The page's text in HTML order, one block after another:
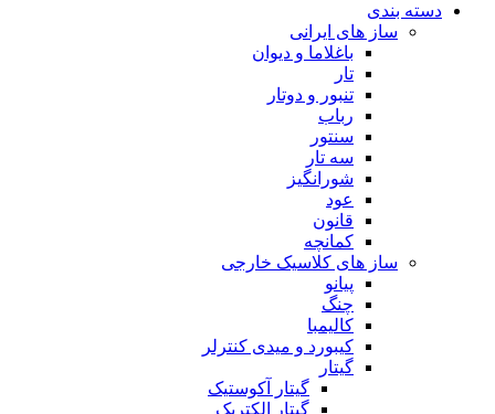
دسته بندی
ساز های ایرانی
باغلاما و دیوان
تار
تنبور و دوتار
رباب
سنتور
سه تار
شورانگیز
عود
قانون
کمانچه
ساز های کلاسیک خارجی
پیانو
چنگ
کالیمبا
کیبورد و میدی کنترلر
گیتار
گیتار آکوستیک
گیتار الکتریک